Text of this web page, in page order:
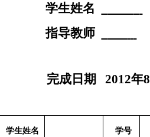
学生姓名
指导教师
完成日期 2012年8
学生姓名 学号